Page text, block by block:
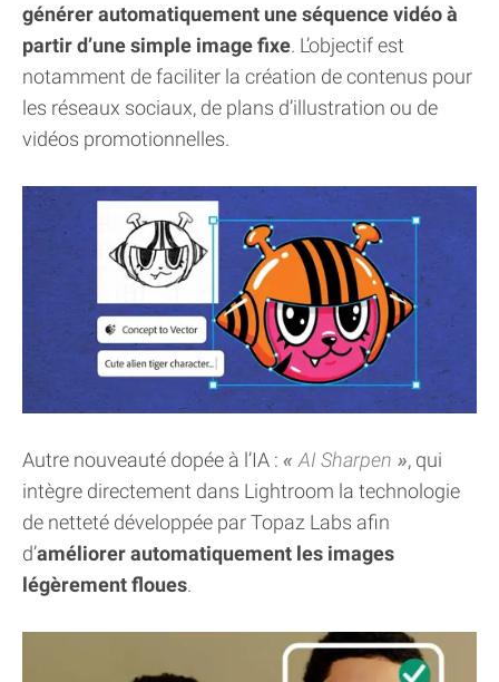
générer automatiquement une séquence vidéo à
partir d’une simple image fixe. L’objectif est
notamment de faciliter la création de contenus pour
les réseaux sociaux, de plans d’illustration ou de
vidéos promotionnelles.
Autre nouveauté dopée à l’IA : AI Sharpen
, qui
intègre directement dans Lightroom la technologie
de netteté développée par Topaz Labs afin
d’améliorer automatiquement les images
légèrement floues.